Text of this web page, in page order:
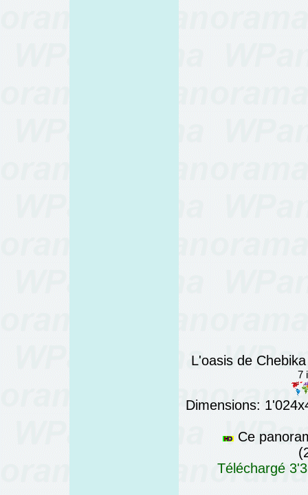
L'oasis de
7
Dimensions:
Ce
Téléchargé